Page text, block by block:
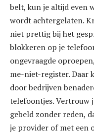
belt, kun je altijd even
wordt achtergelaten.
niet prettig bij het
blokkeren op je
ongevraagde
me-niet-register. Daar
door bedrijven
telefoontjes. Vertrouw
gebeld zonder reden,
je provider of met een